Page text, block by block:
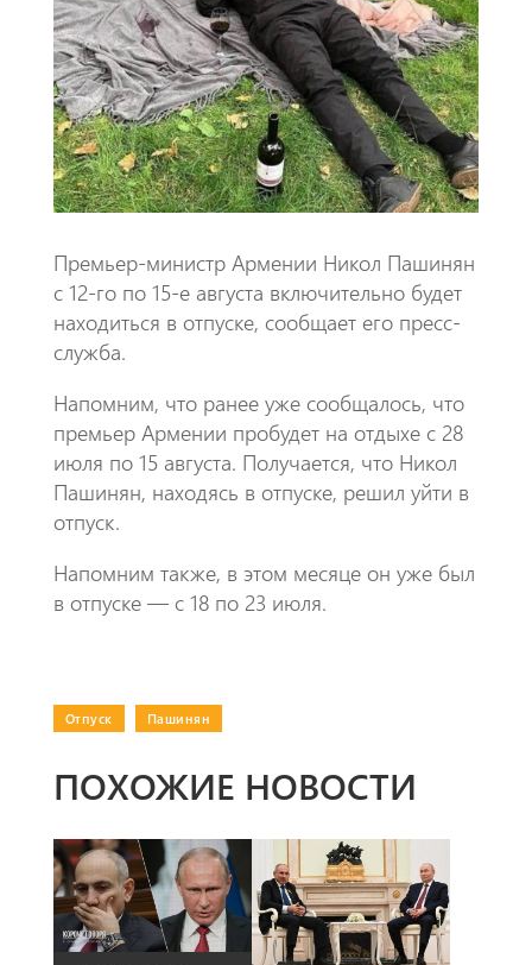
Премьер-министр Армении Никол Пашинян
с 12-го по 15-е августа включительно будет
находиться в отпуске, сообщает его пресс-
служба.
Напомним, что ранее уже сообщалось, что
премьер Армении пробудет на отдыхе с 28
июля по 15 августа. Получается, что Никол
Пашинян, находясь в отпуске, решил уйти в
отпуск.
Напомним также, в этом месяце он уже был
в отпуске — с 18 по 23 июля.
Отпуск Пашинян
ПОХОЖИЕ НОВОСТИ